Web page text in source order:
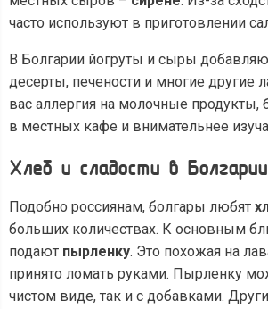
часто используют в приготовлении
В Болгарии йогруты и сыры
десерты, печености и многие другие
вас аллергия на молочные продукты,
в местных кафе и внимательнее
Хлеб и сладости в Болгарии
Подобно россиянам, болгары любят
больших количествах. К основным
подают пырленку. Это похожая на
принято ломать руками. Пырленку
чистом виде, так и с добавками.